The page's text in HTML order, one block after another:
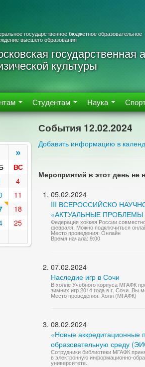
государственное бюджетное образовательное
высшего образования
государственная
культуры
Студентам Наука
»
ВС
4
11
18
25
События 12.02.2024
Добавить информацию в
Мероприятий в этот день не
05.02.2024
III ВСЕРОССИЙСКО
«АКТУАЛЬНЫЕ
Федерация хоккея России
февраля. Можно подключиться
Место проведения: Онлайн
Время начала: 9:00
07.02.2024
Наследие игр в Сочи
В холле Учебного корпуса МГАФК
зимних игр 2014 года в г. Сочи. Вы
Место проведения: Холл (МГАФК)
08.02.2024
«Новые аккредитационные
образовательную среду
Сотрудники библиотеки МГАФК
в электронную информационно-
университете.